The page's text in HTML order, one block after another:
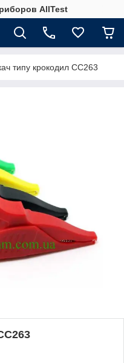
AllTest
типу крокодил CC263